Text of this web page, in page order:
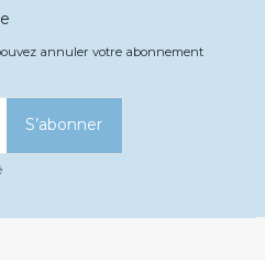
annuler votre abonnement
S’abonner